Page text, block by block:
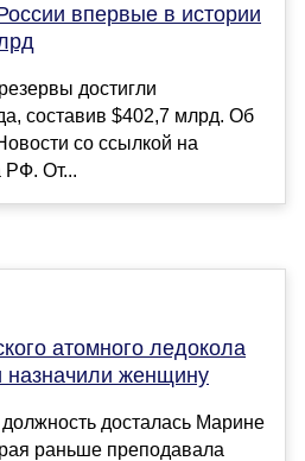
впервые в истории
достигли
составив $402,7 млрд. Об
со ссылкой на
РФ. От...
атомного ледокола
назначили женщину
должность досталась Марине
раньше преподавала